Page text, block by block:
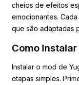
cheios de efeitos
emocionantes.
que são adaptadas
Como Instalar
Instalar o mod de
etapas simples.